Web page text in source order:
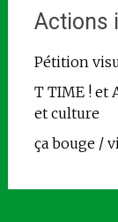
Actions
Pétition
T TIME ! et
et culture
ça bouge /